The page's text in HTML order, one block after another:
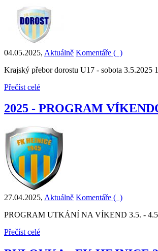
04.05.2025, Aktuálně Komentáře ( )
Krajský přebor dorostu U17 - sobota 3.5.2025
Přečíst celé
2025 - PROGRAM
27.04.2025, Aktuálně Komentáře ( )
PROGRAM UTKÁNÍ NA VÍKEND 3.5. -
Přečíst celé